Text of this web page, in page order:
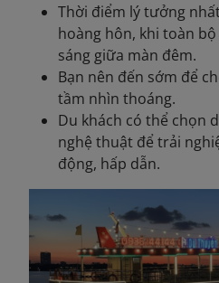
Thời điểm lý tưởng
hoàng hôn, khi toàn
sáng giữa màn đêm.
Bạn nên đến sớm để
tầm nhìn thoáng.
Du khách có thể chọn
nghệ thuật để trải
động, hấp dẫn.